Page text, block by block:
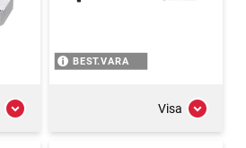
BEST.VARA
Visa